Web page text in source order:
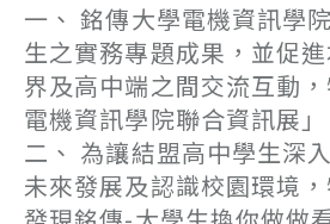
一、 銘傳大學電機資訊學
生之實務專題成果，並促
界及高中端之間交流互動
電機資訊學院聯合資訊展」
二、 為讓結盟高中學生深
未來發展及認識校園環境